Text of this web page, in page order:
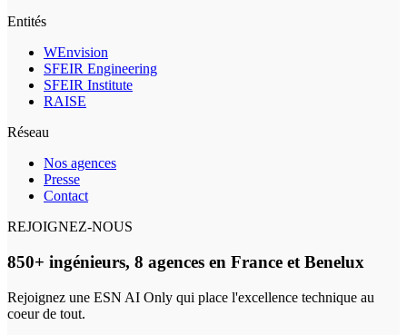
Entités
WEnvision
SFEIR Engineering
SFEIR Institute
RAISE
Réseau
Nos agences
Presse
Contact
REJOIGNEZ-NOUS
850+ ingénieurs, 8 agences en France et Benelux
Rejoignez une ESN AI Only qui place l'excellence technique au
coeur de tout.